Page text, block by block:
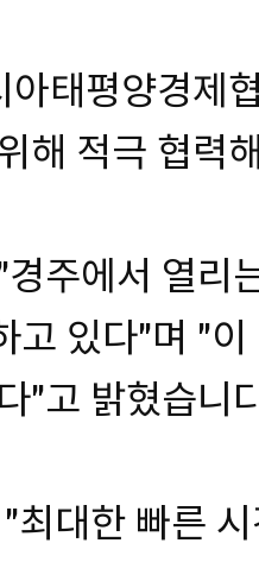
태평양경제
해 적극 협력
주에서 열리
고 있다"며 "
"고 밝혔습니
최대한 빠른